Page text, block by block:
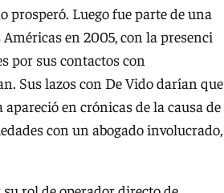
prosperó. Luego fue parte de una
en 2005, con la presenci
por sus contactos con
Sus lazos con De Vido darían que
en crónicas de la causa de
con un abogado involucrado,